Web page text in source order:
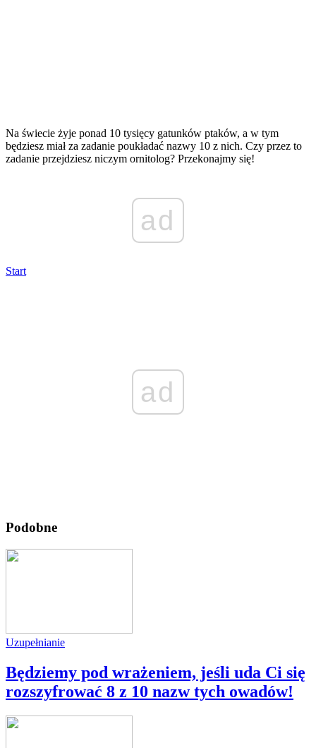
Na świecie żyje ponad 10 tysięcy gatunków ptaków, a w tym
będziesz miał za zadanie poukładać nazwy 10 z nich. Czy przez to
zadanie przejdziesz niczym ornitolog? Przekonajmy się!
ad
Start
ad
Podobne
Uzupełnianie
Będziemy pod wrażeniem, jeśli uda Ci się
rozszyfrować 8 z 10 nazw tych owadów!